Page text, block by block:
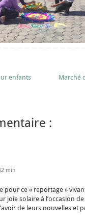
enfants Marché
:
min
pour ce « reportage »
joie solaire à l’occasion de
de leurs nouvelles et